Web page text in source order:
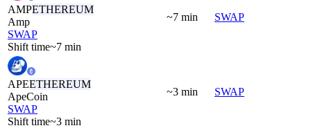
AMPETHEREUM
Amp
SWAP
Shift time~7 min
~7 min SWAP
APEETHEREUM
ApeCoin
SWAP
Shift time~3 min
~3 min SWAP